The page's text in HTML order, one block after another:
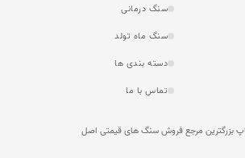
سنگ درمانی
سنگ ماه تولد
دسته بندی ها
تماس با ما
بزرگترین مرجع فروش سنگ های قیمتی اصل